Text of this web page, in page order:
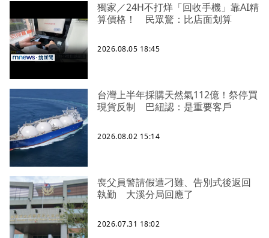
獨家／24H不打烊「回收手機」靠AI精
算價格！ 民眾驚：比店面划算
2026.08.05 18:45
台灣上半年採購天然氣112億！祭停買
現貨反制 巴紐認：是重要客戶
2026.08.02 15:14
喪父員警請假遭刁難、告別式後返回
執勤 大溪分局回應了
2026.07.31 18:02